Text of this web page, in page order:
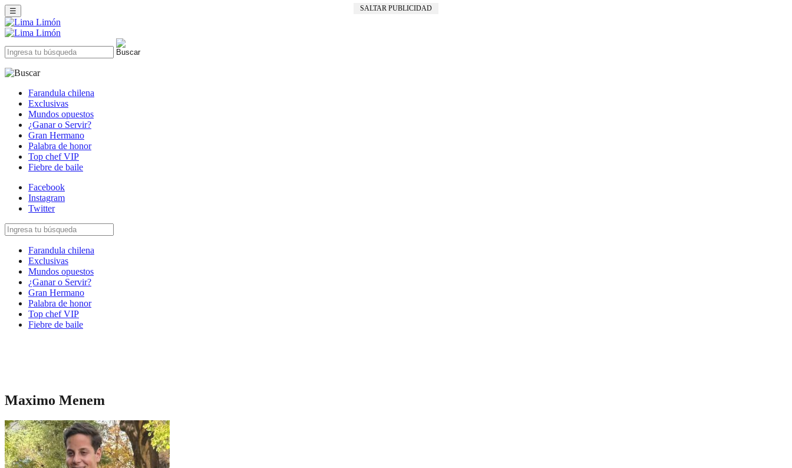
SALTAR PUBLICIDAD
☰
Farandula chilena
Exclusivas
Mundos opuestos
¿Ganar o Servir?
Gran Hermano
Palabra de honor
Top chef VIP
Fiebre de baile
Facebook
Instagram
Twitter
Farandula chilena
Exclusivas
Mundos opuestos
¿Ganar o Servir?
Gran Hermano
Palabra de honor
Top chef VIP
Fiebre de baile
Maximo Menem